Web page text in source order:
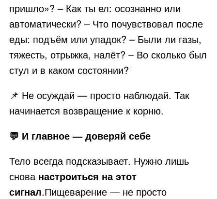
пришло»? – Как ты ел: осознанно или
автоматически? – Что почувствовал после
еды: подъём или упадок? – Были ли газы,
тяжесть, отрыжка, налёт? – Во сколько был
стул и в каком состоянии?
📌 Не осуждай — просто наблюдай. Так
начинается возвращение к корню.
💬 И главное — доверяй себе
Тело всегда подсказывает. Нужно лишь
снова настроиться на этот
сигнал.Пищеварение — не просто